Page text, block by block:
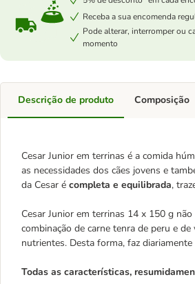
Receba a sua encomenda
Pode alterar, interromper ou
momento
Descrição de produto
Cesar Junior em terrinas é a comida
as necessidades dos cães jovens e
da Cesar é completa e equilibrada,
Cesar Junior em terrinas 14 x 150 g
combinação de carne tenra de peru e
nutrientes. Desta forma, faz
Todas as características,
Composição